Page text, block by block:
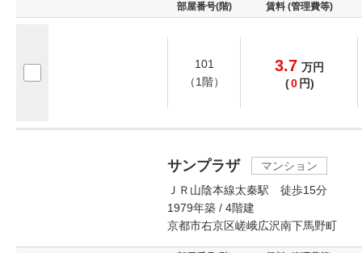
部屋番号(階) 賃料 (管理費等)
101
（1階）
3.7 万円
(0 円)
サンプラザ
マンション
ＪＲ山陰本線太秦駅 徒歩15分
1979年築 / 4階建
京都市右京区嵯峨広沢南下馬野町